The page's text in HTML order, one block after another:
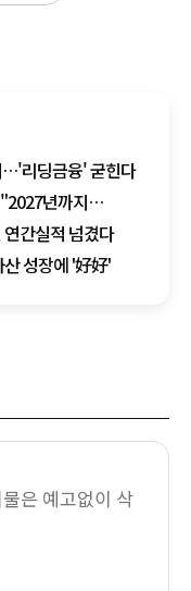
…'리딩금융' 굳힌다
년까지
간실적 넘겼다
성장에 '好好'